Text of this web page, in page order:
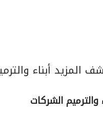
المزيد أبناء
والترميم الشركات